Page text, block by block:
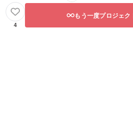
4
もう一度プロジェ